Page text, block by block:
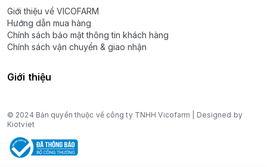
Giới thiệu về VICOFARM
Hướng dẫn mua hàng
Chính sách bảo mật thông tin khách hàng
Chính sách vận chuyển & giao nhận
Giới thiệu
© 2024 Bản quyền thuộc về công ty TNHH Vicofarm | Designed by
Kiotviet